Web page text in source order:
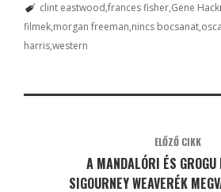
clint eastwood frances fisher Gene
filmek morgan freeman nincs bocsanat
harriswestern
ELŐZŐ CIKK
A MANDALÓRI ÉS GROGU
SIGOURNEY WEAVERÉK